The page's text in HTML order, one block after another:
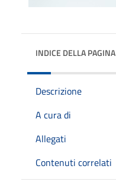
INDICE DELLA PAGINA
Descrizione
A cura di
Allegati
Contenuti correlati